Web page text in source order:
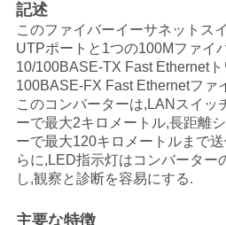
ニ
ュ
ー
ス
記述
このファイバーイーサネットス
UTPポートと1つの100Mファイ
10/100BASE-TX Fast Ethernet
100BASE-FX Fast Ethernetファ
このコンバーターは,LANスイッ
ーで最大2キロメートル,長距離
ーで最大120キロメートルまで
らに,LED指示灯はコンバーター
し,観察と診断を容易にする.
主要な特徴